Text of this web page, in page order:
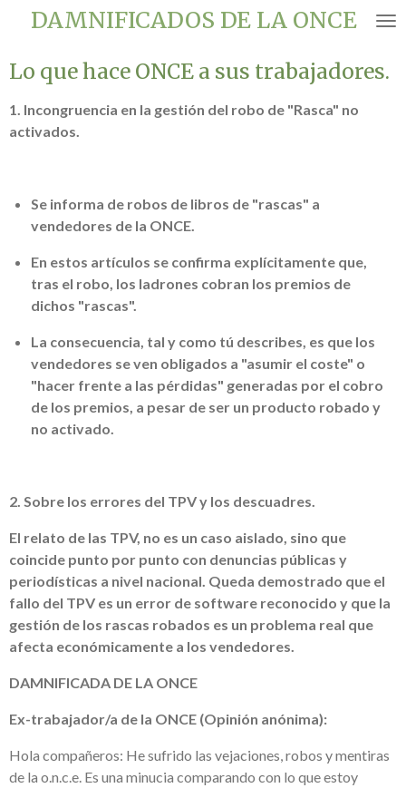
contenido
principal
DAMNIFICADOS DE LA ONCE
Lo que hace ONCE a sus trabajadores.
1. Incongruencia en la gestión del robo de "Rasca" no
activados.
Se informa de robos de libros de "rascas" a
vendedores de la ONCE.
En estos artículos se confirma explícitamente que,
tras el robo, los ladrones cobran los premios de
dichos "rascas".
La consecuencia, tal y como tú describes, es que los
vendedores se ven obligados a "asumir el coste" o
"hacer frente a las pérdidas" generadas por el cobro
de los premios, a pesar de ser un producto robado y
no activado.
2. Sobre los errores del TPV y los descuadres.
El relato de las TPV, no es un caso aislado, sino que
coincide punto por punto con denuncias públicas y
periodísticas a nivel nacional. Queda demostrado que el
fallo del TPV es un error de software reconocido y que la
gestión de los rascas robados es un problema real que
afecta económicamente a los vendedores.
DAMNIFICADA DE LA ONCE
Ex-trabajador/a de la ONCE (Opinión anónima):
Hola compañeros: He sufrido las vejaciones, robos y mentiras
de la o.n.c.e. Es una minucia comparando con lo que estoy